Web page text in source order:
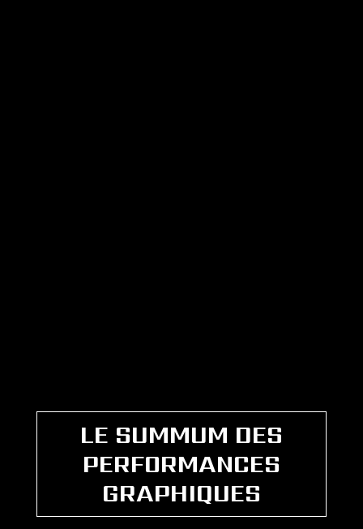
LE SUMMUM DES
PERFORMANCES
GRAPHIQUES